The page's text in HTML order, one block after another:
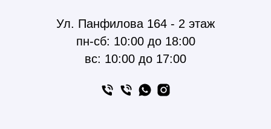
Ул. Панфилова 164 - 2 этаж
пн-сб: 10:00 до 18:00
вс: 10:00 до 17:00